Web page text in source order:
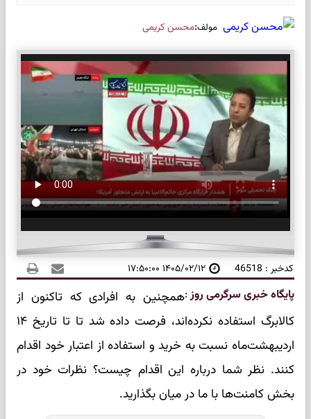
مولف:محسن کریمی
کدخبر : 46518 ۱۴۰۵/۰۲/۱۲ ۱۷:۵۰:۰۰
پایگاه خبری سرگرمی روز:همچنین به افرادی که تاکنون از
کالابرگ استفاده نکرده‌اند، فرصت داده شد تا تا تاریخ ۱۴
اردیبهشت‌ماه نسبت به خرید و استفاده از اعتبار خود اقدام
کنند. نظر شما درباره این اقدام چیست؟ نظرات خود در
بخش کامنت‌ها با ما در میان بگذارید.